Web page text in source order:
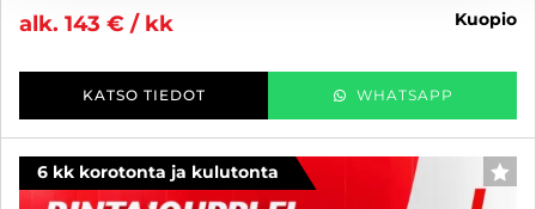
alk. 143 € / kk
kuopio
KATSO TIEDOT WHATSAPP
6 kk korotonta ja kulutonta